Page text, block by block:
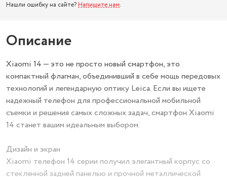
Нашли ошибку на сайте? Напишите нам.
Описание
Xiaomi 14 — это не просто новый смартфон, это
компактный флагман, объединивший в себе мощь передовых
технологий и легендарную оптику Leica. Если вы ищете
надежный телефон для профессиональной мобильной
съемки и решения самых сложных задач, смартфон Xiaomi
14 станет вашим идеальным выбором.
Дизайн и экран
Xiaomi телефон 14 серии получил элегантный корпус со
стеклянной задней панелью и прочной металлической